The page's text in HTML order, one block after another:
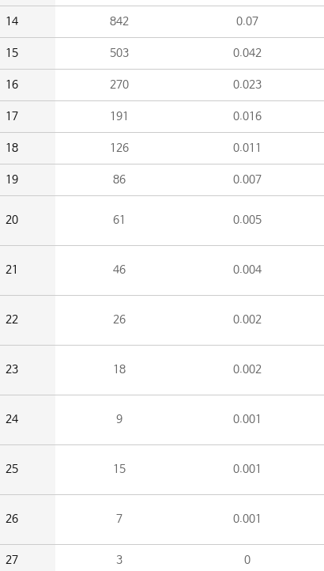
14 842 0.07
15 503 0.042
16 270 0.023
17 191 0.016
18 126 0.011
19 86 0.007
20 61 0.005
21 46 0.004
22 26 0.002
23 18 0.002
24 9 0.001
25 15 0.001
26 7 0.001
27 3 0